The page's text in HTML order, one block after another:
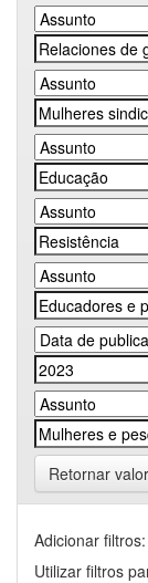
Retornar
Adicionar filtros:
Utilizar filtros